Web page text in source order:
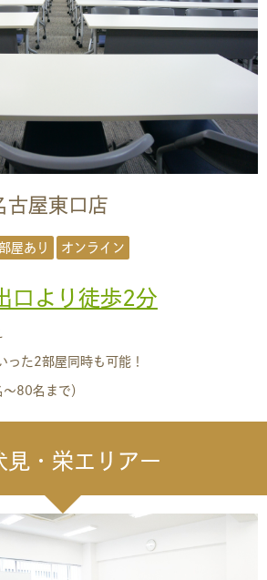
古屋東口店
屋あり オンライン
口より徒歩2分
た2部屋同時も可能！
80名まで）
見・栄エリアー